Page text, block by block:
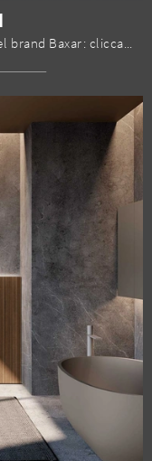
mobili bagno a terra in laccato opaco del brand Baxar: clicca e scopri l'arredo bagno design M3 System 341 per la stanza del benessere.